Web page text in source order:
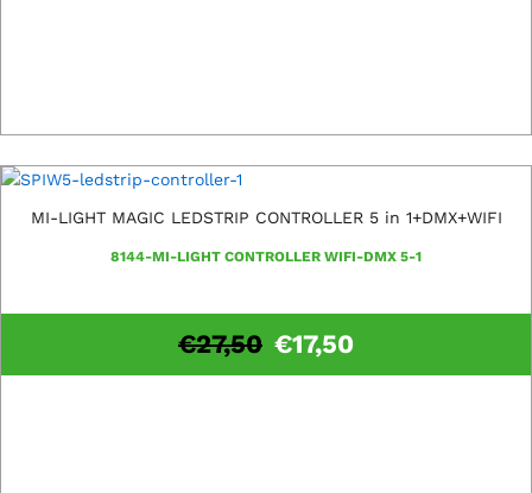
MI-LIGHT MAGIC LEDSTRIP CONTROLLER 5 in 1+DMX+WIFI
8144-MI-LIGHT CONTROLLER WIFI-DMX 5-1
€17,50
€27,50